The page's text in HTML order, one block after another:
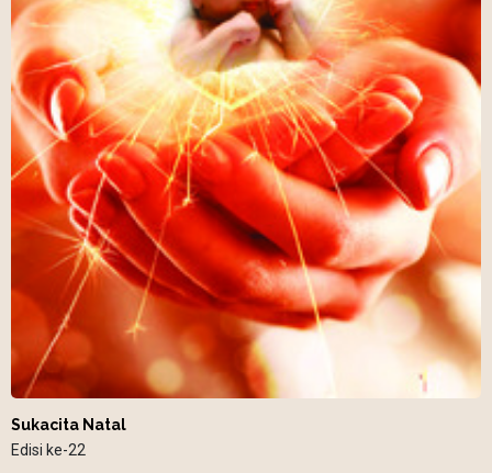
Sukacita Natal
Edisi ke-22